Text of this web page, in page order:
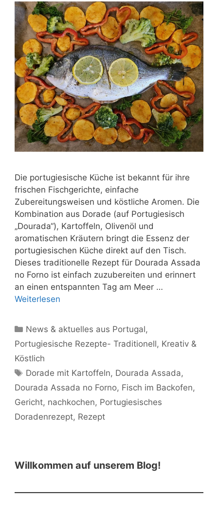
Die portugiesische Küche ist bekannt für ihre
frischen Fischgerichte, einfache
Zubereitungsweisen und köstliche Aromen. Die
Kombination aus Dorade (auf Portugiesisch
„Dourada“), Kartoffeln, Olivenöl und
aromatischen Kräutern bringt die Essenz der
portugiesischen Küche direkt auf den Tisch.
Dieses traditionelle Rezept für Dourada Assada
no Forno ist einfach zuzubereiten und erinnert
an einen entspannten Tag am Meer …
Weiterlesen
Kategorien
News & aktuelles aus Portugal,
Portugiesische Rezepte- Traditionell, Kreativ &
Köstlich
Schlagwörter
Dorade mit Kartoffeln, Dourada Assada,
Dourada Assada no Forno, Fisch im Backofen,
Gericht, nachkochen, Portugiesisches
Doradenrezept, Rezept
Willkommen auf unserem Blog!